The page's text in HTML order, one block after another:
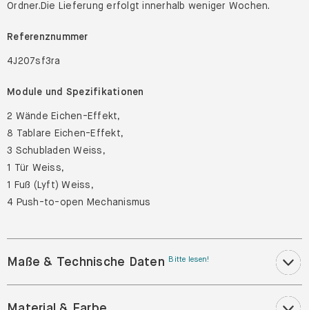
Referenznummer
4J207sf3ra
Module und Spezifikationen
2 Wände Eichen-Effekt,
3 Schubladen Weiss,
1 Tür Weiss,
1 Fuß (Lyft) Weiss,
4 Push-to-open Mechanismus